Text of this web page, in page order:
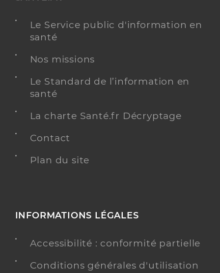
Le Service public d'information en
santé
Nos missions
Le Standard de l’information en
santé
La charte Santé.fr Décryptage
Contact
Plan du site
INFORMATIONS LÉGALES
Accessibilité : conformité partielle
Conditions générales d'utilisation